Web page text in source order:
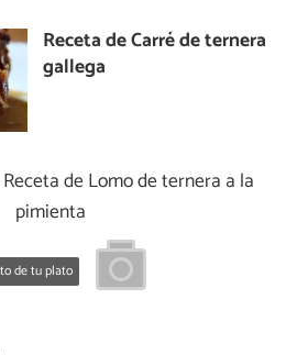
Receta de Carré de ternera
gallega
Receta de Lomo de ternera a la
pimienta
de tu plato